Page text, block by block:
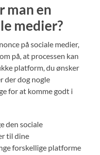
man en
medier?
på sociale medier,
på, at processen kan
platform, du ønsker
der dog nogle
for at komme godt i
den sociale
til dine
forskellige platforme